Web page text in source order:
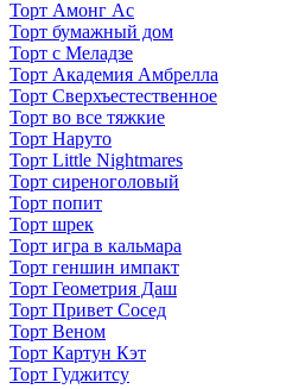
Торт Амонг Ас
Торт бумажный дом
Торт с Меладзе
Торт Академия Амбрелла
Торт Сверхъестественное
Торт во все тяжкие
Торт Наруто
Торт Little Nightmares
Торт сиреноголовый
Торт попит
Торт шрек
Торт игра в кальмара
Торт геншин импакт
Торт Геометрия Даш
Торт Привет Сосед
Торт Веном
Торт Картун Кэт
Торт Гуджитсу